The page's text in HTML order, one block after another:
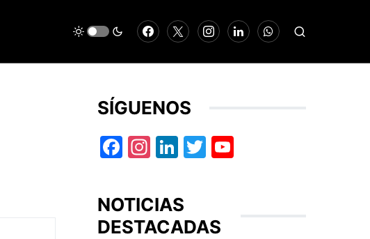
SÍGUENOS
Facebook
Instagram
LinkedIn
Twitter
NOTICIAS
DESTACADAS